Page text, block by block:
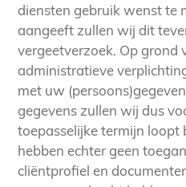
diensten gebruik wenst te
aangeeft zullen wij dit
vergeetverzoek. Op grond
administratieve
met uw
gegevens zullen wij dus
toepasselijke termijn loopt
hebben echter geen
cliëntprofiel en